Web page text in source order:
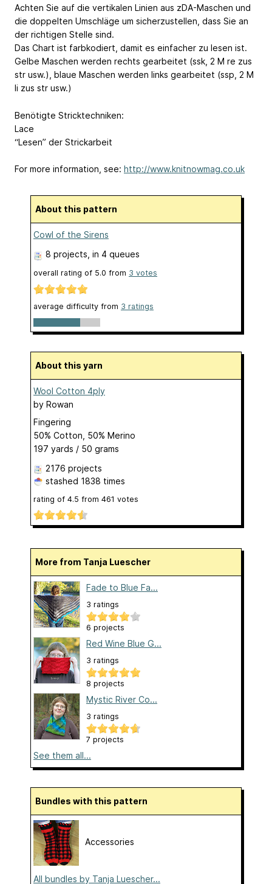
Achten Sie auf die vertikalen Linien aus zDA-Maschen und
die doppelten Umschläge um sicherzustellen, dass Sie an
der richtigen Stelle sind.
Das Chart ist farbkodiert, damit es einfacher zu lesen ist.
Gelbe Maschen werden rechts gearbeitet (ssk, 2 M re zus
str usw.), blaue Maschen werden links gearbeitet (ssp, 2 M
li zus str usw.)
Benötigte Stricktechniken:
Lace
“Lesen” der Strickarbeit
For more information, see: http://www.knitnowmag.co.uk
About this pattern
Cowl of the Sirens
8 projects, in 4 queues
overall rating of 5.0 from 3 votes
average difficulty from 3 ratings
About this yarn
Wool Cotton 4ply
by Rowan
Fingering
50% Cotton, 50% Merino
197 yards / 50 grams
2176 projects
stashed 1838 times
rating of 4.5 from 461 votes
More from Tanja Luescher
Fade to Blue Fa...
3 ratings
6 projects
Red Wine Blue G...
3 ratings
8 projects
Mystic River Co...
3 ratings
7 projects
See them all...
Bundles with this pattern
Accessories
All bundles by Tanja Luescher...